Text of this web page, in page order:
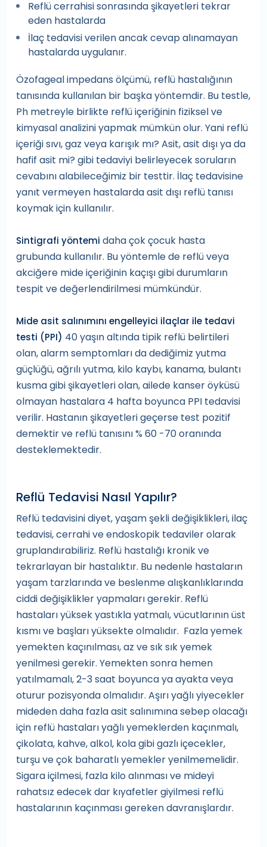
Reflü cerrahisi sonrasında şikayetleri tekrar
eden hastalarda
İlaç tedavisi verilen ancak cevap alınamayan
hastalarda uygulanır.
Özofageal impedans ölçümü, reflü hastalığının
tanısında kullanılan bir başka yöntemdir. Bu testle,
Ph metreyle birlikte reflü içeriğinin fiziksel ve
kimyasal analizini yapmak mümkün olur. Yani reflü
içeriği sıvı, gaz veya karışık mı? Asit, asit dışı ya da
hafif asit mi? gibi tedaviyi belirleyecek soruların
cevabını alabileceğimiz bir testtir. İlaç tedavisine
yanıt vermeyen hastalarda asit dışı reflü tanısı
koymak için kullanılır.
Sintigrafi yöntemi daha çok çocuk hasta
grubunda kullanılır. Bu yöntemle de reflü veya
akciğere mide içeriğinin kaçışı gibi durumların
tespit ve değerlendirilmesi mümkündür.
Mide asit salınımını engelleyici ilaçlar ile tedavi
testi (PPI) 40 yaşın altında tipik reflü belirtileri
olan, alarm semptomları da dediğimiz yutma
güçlüğü, ağrılı yutma, kilo kaybı, kanama, bulantı
kusma gibi şikayetleri olan, ailede kanser öyküsü
olmayan hastalara 4 hafta boyunca PPI tedavisi
verilir. Hastanın şikayetleri geçerse test pozitif
demektir ve reflü tanısını % 60 -70 oranında
desteklemektedir.
Reflü Tedavisi Nasıl Yapılır?
Reflü tedavisini diyet, yaşam şekli değişiklikleri, ilaç
tedavisi, cerrahi ve endoskopik tedaviler olarak
gruplandırabiliriz. Reflü hastalığı kronik ve
tekrarlayan bir hastalıktır. Bu nedenle hastaların
yaşam tarzlarında ve beslenme alışkanlıklarında
ciddi değişiklikler yapmaları gerekir. Reflü
hastaları yüksek yastıkla yatmalı, vücutlarının üst
kısmı ve başları yüksekte olmalıdır. Fazla yemek
yemekten kaçınılması, az ve sık sık yemek
yenilmesi gerekir. Yemekten sonra hemen
yatılmamalı, 2-3 saat boyunca ya ayakta veya
oturur pozisyonda olmalıdır. Aşırı yağlı yiyecekler
mideden daha fazla asit salınımına sebep olacağı
için reflü hastaları yağlı yemeklerden kaçınmalı,
çikolata, kahve, alkol, kola gibi gazlı içecekler,
turşu ve çok baharatlı yemekler yenilmemelidir.
Sigara içilmesi, fazla kilo alınması ve mideyi
rahatsız edecek dar kıyafetler giyilmesi reflü
hastalarının kaçınması gereken davranışlardır.